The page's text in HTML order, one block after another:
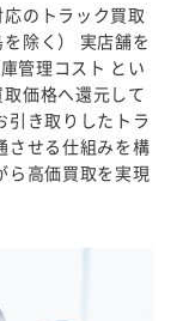
のトラック買取
除く） 実店舗を
管理コスト とい
価格へ還元して
引き取りしたトラ
させる仕組みを構
ら高価買取を実現